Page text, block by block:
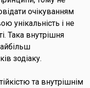
очікуванням
унікальність і не
Така внутрішня
зодіаку.
та внутрішнім